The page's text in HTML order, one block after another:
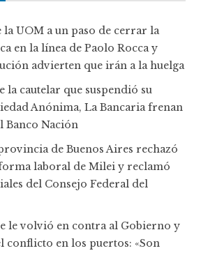
UOM a un paso de cerrar la
en la línea de Paolo Rocca y
advierten que irán a la huelga
cautelar que suspendió su
Anónima, La Bancaria frenan
Banco Nación
de Buenos Aires rechazó
laboral de Milei y reclamó
del Consejo Federal del
le volvió en contra al Gobierno y
conflicto en los puertos: «Son